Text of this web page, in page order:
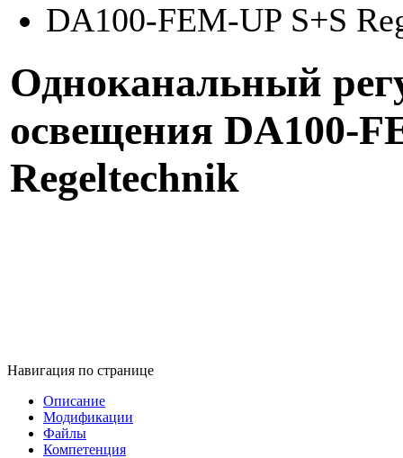
DA100-FEM-UP S+S
Одноканальный
освещения DA100-
Regeltechnik
Навигация по странице
Описание
Модификации
Файлы
Компетенция